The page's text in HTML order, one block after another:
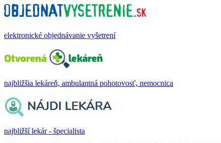
elektronické objednávanie vyšetrení
najbližšia lekáreň, ambulantná pohotovosť, nemocnica
najbližší lekár - špecialista